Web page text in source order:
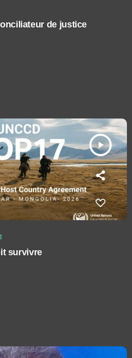
de justice
play_arrow
survivre